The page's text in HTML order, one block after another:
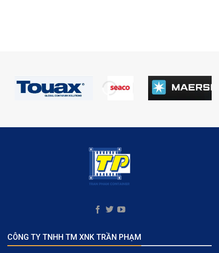
CÔNG TY TNHH TM XNK TRẦN PHẠM